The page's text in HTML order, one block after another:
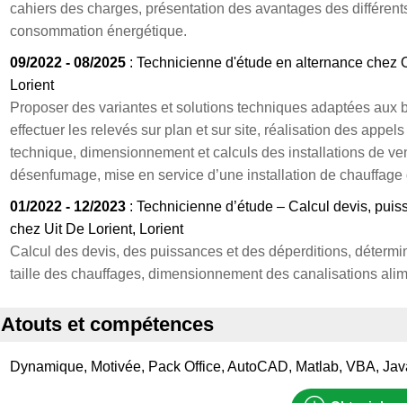
cahiers des charges, présentation des avantages des
consommation énergétique.
09/2022 - 08/2025 : Technicienne d'étude en alternance chez
Lorient
Proposer des variantes et solutions techniques adaptées aux
effectuer les relevés sur plan et sur site, réalisation des
technique, dimensionnement et calculs des installations de
désenfumage, mise en service d’une installation de chauffage
01/2022 - 12/2023 : Technicienne d’étude – Calcul devis,
chez Uit De Lorient, Lorient
Calcul des devis, des puissances et des déperditions,
taille des chauffages, dimensionnement des canalisations
Atouts et compétences
Dynamique, Motivée, Pack Office, AutoCAD, Matlab, VBA,